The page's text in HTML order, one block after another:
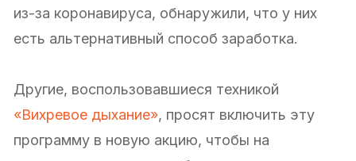
из-за коронавируса, обнаружили, что у них
есть альтернативный способ заработка.
Другие, воспользовавшиеся техникой
«Вихревое дыхание», просят включить эту
программу в новую акцию, чтобы на